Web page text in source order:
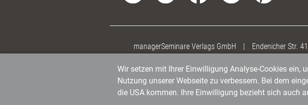
managerSeminare Verlags GmbH | Endenicher Str. 41
Wir setzen mit Ihrer Einwilligung Analyse-Cookies ein,
Nutzung unserer Webseite zu verbessern. Bei dem
die USA kommen. Ihre Einwilligung bezieht sich auch